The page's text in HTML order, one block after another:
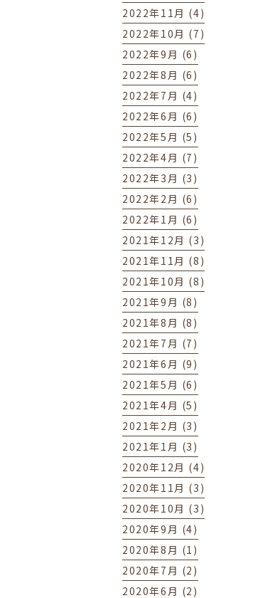
2022年11月 (4)
2022年10月 (7)
2022年9月 (6)
2022年8月 (6)
2022年7月 (4)
2022年6月 (6)
2022年5月 (5)
2022年4月 (7)
2022年3月 (3)
2022年2月 (6)
2022年1月 (6)
2021年12月 (3)
2021年11月 (8)
2021年10月 (8)
2021年9月 (8)
2021年8月 (8)
2021年7月 (7)
2021年6月 (9)
2021年5月 (6)
2021年4月 (5)
2021年2月 (3)
2021年1月 (3)
2020年12月 (4)
2020年11月 (3)
2020年10月 (3)
2020年9月 (4)
2020年8月 (1)
2020年7月 (2)
2020年6月 (2)